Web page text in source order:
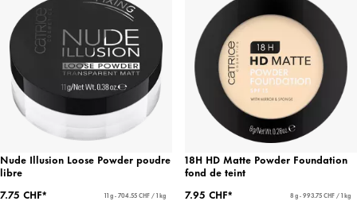
Nude Illusion Loose Powder poudre
libre
7.75 CHF*
11 g - 704.55 CHF / 1 kg
18H HD Matte Powder Foundation
fond de teint
7.95 CHF*
8 g - 993.75 CHF / 1 kg